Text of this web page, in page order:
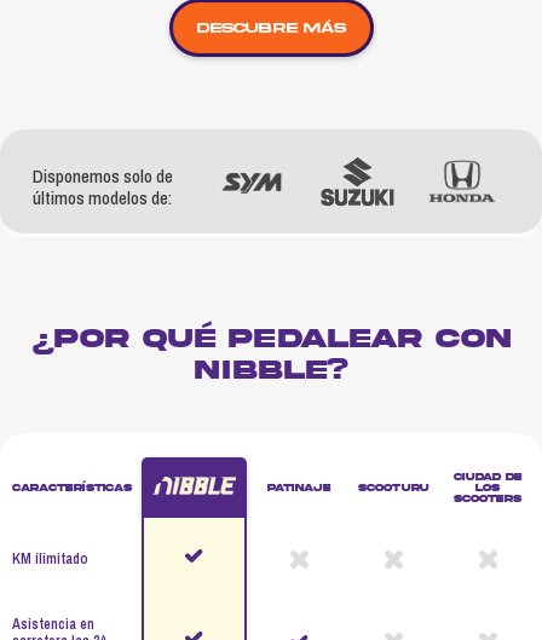
DESCUBRE MÁS
Disponemos solo de
últimos modelos de:
¿POR QUÉ PEDALEAR CON
NIBBLE?
Características Patinaje Scooturu
Ciudad de
los
scooters
KM ilimitado
Asistencia en